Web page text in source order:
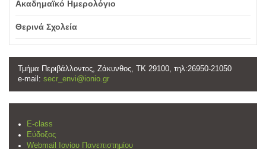
Ακαδημαϊκό Ημερολόγιο
Θερινά Σχολεία
Τμήμα Περιβάλλοντος, Ζάκυνθος, ΤΚ 29100, τηλ:26950-21050
e-mail: secr_envi@ionio.gr
E-class
Εύδοξος
Webmail Ιονίου Πανεπιστημίου